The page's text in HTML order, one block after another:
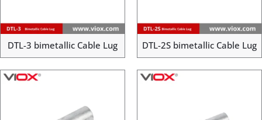
DTL-3 bimetallic Cable Lug DTL-2S bimetallic Cable Lug